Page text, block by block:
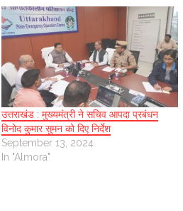
उत्तराखंड : मुख्यमंत्री ने सचिव आपदा प्रबंधन
विनोद कुमार सुमन को दिए निर्देश
September 13, 2024
In "Almora"